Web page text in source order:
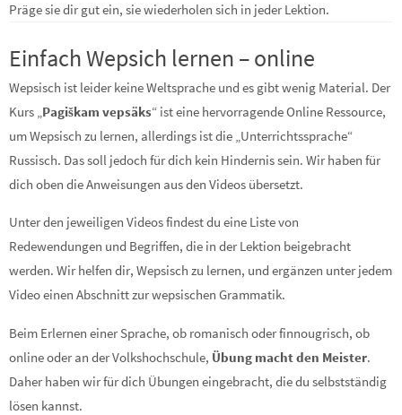
Präge sie dir gut ein, sie wiederholen sich in jeder Lektion.
Einfach Wepsich lernen – online
Wepsisch ist leider keine Weltsprache und es gibt wenig Material. Der
Kurs „Pagiškam vepsäks“ ist eine hervorragende Online Ressource,
um Wepsisch zu lernen, allerdings ist die „Unterrichtssprache“
Russisch. Das soll jedoch für dich kein Hindernis sein. Wir haben für
dich oben die Anweisungen aus den Videos übersetzt.
Unter den jeweiligen Videos findest du eine Liste von
Redewendungen und Begriffen, die in der Lektion beigebracht
werden. Wir helfen dir, Wepsisch zu lernen, und ergänzen unter jedem
Video einen Abschnitt zur wepsischen Grammatik.
Beim Erlernen einer Sprache, ob romanisch oder finnougrisch, ob
online oder an der Volkshochschule, Übung macht den Meister.
Daher haben wir für dich Übungen eingebracht, die du selbstständig
lösen kannst.